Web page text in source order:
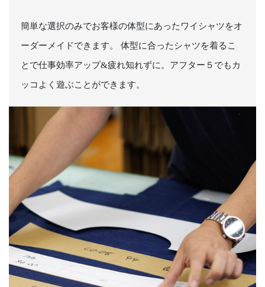
簡単な選択のみでお客様の体型にあったワイシャツをオ
ーダーメイドできます。 体型に合ったシャツを着るこ
とで仕事効率アップ&疲れ知れずに。アフター５でもカ
ッコよく遊ぶことができます。